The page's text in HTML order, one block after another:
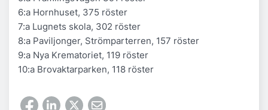
6:a Hornhuset, 375 röster
7:a Lugnets skola, 302 röster
8:a Paviljonger, Strömparterren, 157 röster
9:a Nya Krematoriet, 119 röster
10:a Brovaktarparken, 118 röster